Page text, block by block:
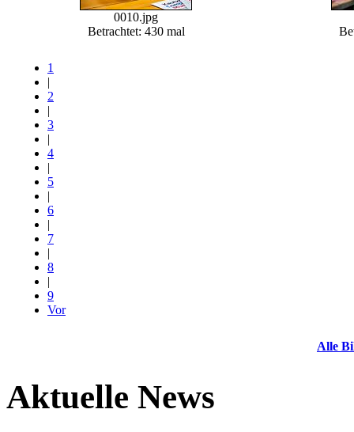
0010.jpg
Betrachtet: 430 mal
1
|
2
|
3
|
4
|
5
|
6
|
7
|
8
|
9
Vor
Alle
Aktuelle News